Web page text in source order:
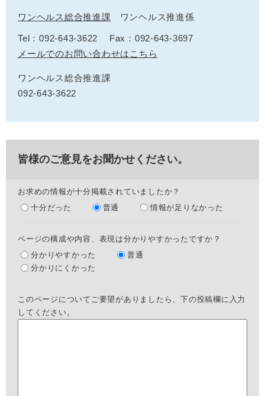
ワンヘルス総合推進課 ワンヘルス推進係
Tel：092-643-3622
Fax：092-643-3697
メールでのお問い合わせはこちら
ワンヘルス総合推進課
092-643-3622
皆様のご意見をお聞かせください。
お求めの情報が十分掲載されていましたか？
十分だった
普通 情報が足りなかった
ページの構成や内容、表現は分かりやすかったですか？
分かりやすかった
普通
分かりにくかった
このページについてご要望がありましたら、下の投稿欄に入力
してください。